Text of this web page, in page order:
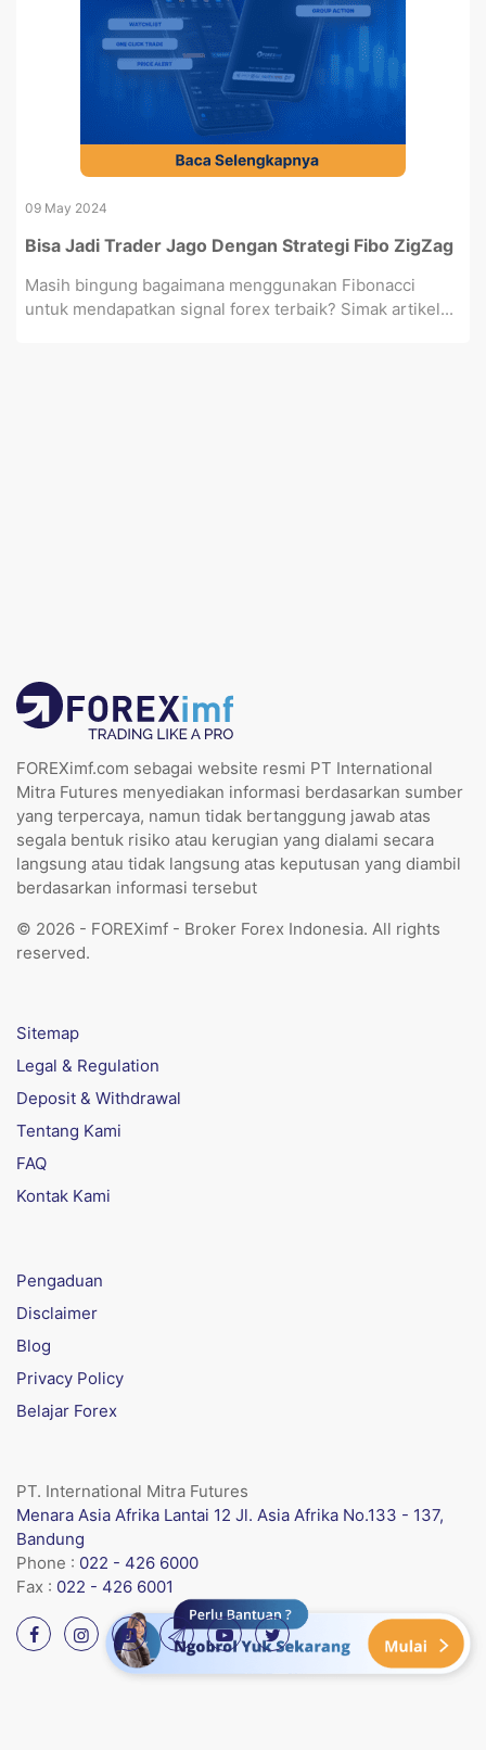
09 May 2024
Bisa Jadi Trader Jago Dengan Strategi Fibo ZigZag
Masih bingung bagaimana menggunakan Fibonacci
untuk mendapatkan signal forex terbaik? Simak artikel...
FOREXimf.com sebagai website resmi PT International
Mitra Futures menyediakan informasi berdasarkan sumber
yang terpercaya, namun tidak bertanggung jawab atas
segala bentuk risiko atau kerugian yang dialami secara
langsung atau tidak langsung atas keputusan yang diambil
berdasarkan informasi tersebut
© 2026 - FOREXimf - Broker Forex Indonesia. All rights
reserved.
Sitemap
Legal & Regulation
Deposit & Withdrawal
Tentang Kami
FAQ
Kontak Kami
Pengaduan
Disclaimer
Blog
Privacy Policy
Belajar Forex
PT. International Mitra Futures
Menara Asia Afrika Lantai 12 Jl. Asia Afrika No.133 - 137,
Bandung
Phone : 022 - 426 6000
Fax : 022 - 426 6001